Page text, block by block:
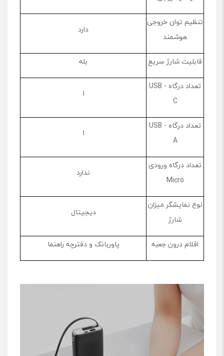
تنظیم توان خروجی
هوشمند
دارد
قابلیت شارژ سریع
بله
تعداد درگاه USB -
C
1
تعداد درگاه USB -
A
1
تعداد درگاه ورودی
Micro
ندارد
نوع نمایشگر میزان
شارژ
دیجیتال
اقلام درون جعبه پاوربانک و دفترچه راهنما